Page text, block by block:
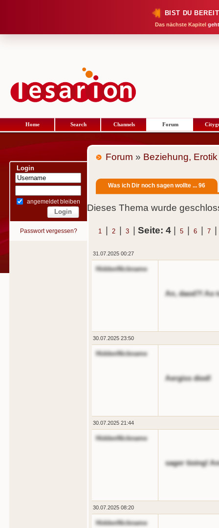
BIST DU
Das nächste Kapitel
Home Search Channels Forum
Login
angemeldet bleiben
Passwort vergessen?
Forum » Beziehung,
Was ich Dir noch sagen wollte ... 96
Dieses Thema wurde
1 | 2 | 3 | Seite: 4 | 5 | 6 | 7 |
31.07.2025 00:27
HiddenNickname
An, daod?! Ao
30.07.2025 23:50
HiddenNickname
Aergiss diod!
30.07.2025 21:44
HiddenNickname
sager tioing!
30.07.2025 08:20
HiddenNickname